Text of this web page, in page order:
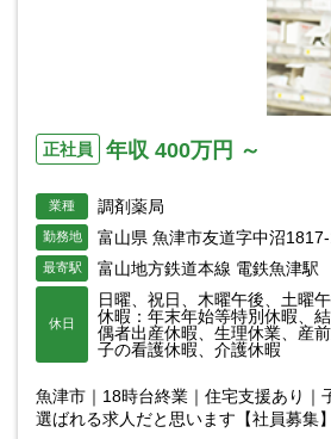
正社員 年収 400万円 ～
業種 調剤薬局
勤務地 富山県 魚津市友道字中沼
最寄駅 富山地方鉄道本線 電鉄魚津駅
休日
日曜、祝日、木曜午後、土曜午
休暇：年末年始等特別休暇、
偶者出産休暇、生理休業、産
子の看護休暇、介護休暇
魚津市｜18時台終業｜住宅支援あり｜
選ばれる求人だと思います【社員募集】